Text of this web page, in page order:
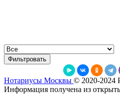
Фильтровать
Нотариусы Москвы © 2020-2024
Информация получена из